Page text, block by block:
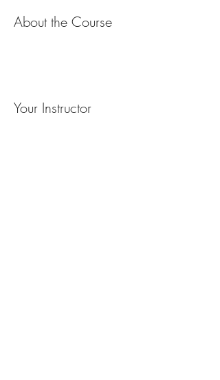
About the Course
Your Instructor